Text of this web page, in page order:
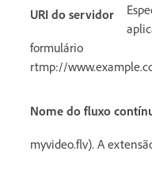
URI do servidor
formulário
rtmp://
Nome do fluxo
myvideo.flv). A